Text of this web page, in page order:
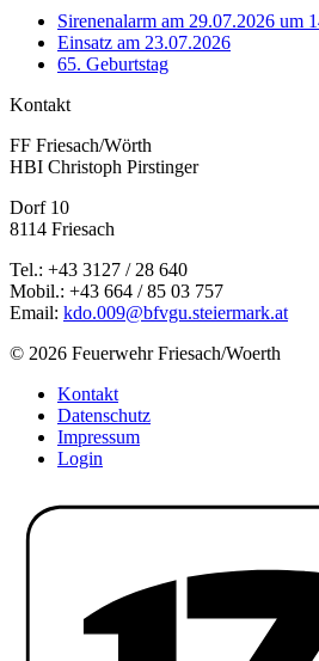
Sirenenalarm am 29.07.2026 um
Einsatz am 23.07.2026
65. Geburtstag
Kontakt
FF Friesach/Wörth
HBI Christoph Pirstinger
Dorf 10
8114 Friesach
Tel.: +43 3127 / 28 640
Mobil.: +43 664 / 85 03 757
Email: kdo.009@bfvgu.steiermark.at
© 2026 Feuerwehr Friesach/Woerth
Kontakt
Datenschutz
Impressum
Login